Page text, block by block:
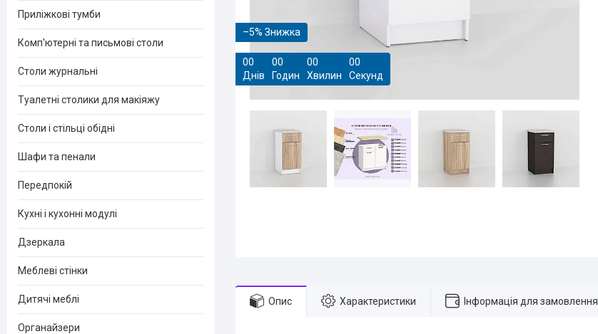
–5%
00
Днів
00
Годин
00
Хвилин
00
Секунд
Опис Характеристики Інформація для замовлення
Приліжкові тумби
Комп'ютерні та письмові столи
Столи журнальні
Туалетні столики для макіяжу
Столи і стільці обідні
Шафи та пенали
Передпокій
Кухні і кухонні модулі
Дзеркала
Меблеві стінки
Дитячі меблі
Органайзери